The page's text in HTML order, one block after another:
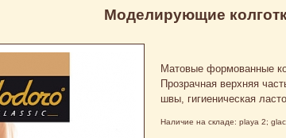
Моделирующие
Матовые формованные
Прозрачная верхняя
швы, гигиеническая
Наличие на складе: playa 2;